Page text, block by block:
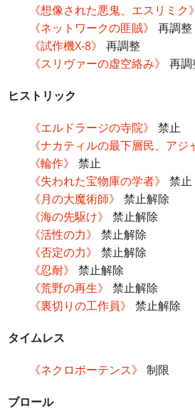
《想像された悪鬼、エスリミク》
《ネットワークの匪賊》
再調整
《試作機X-8》
再調整
《スリヴァーの虚空絡み》
再調
ヒストリック
《エルドラージの寺院》
禁止
《ナカティルの最下層民、アジ
《輪作》
禁止
《失われた宝物庫の学者》
禁止
《月の大魔術師》
禁止解除
《海の先駆け》
禁止解除
《活性の力》
禁止解除
《否定の力》
禁止解除
《忍耐》
禁止解除
《荒野の再生》
禁止解除
《裏切りの工作員》
禁止解除
タイムレス
《ネクロポーテンス》 制限
ブロール